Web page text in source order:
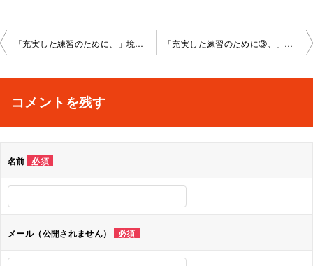
投
ビ
シ
ョ
ン
「充実した練習のために、」境町教室2023-01-28-­no0023-­1065 「充実した練習のために③、」境町教室2023-02-25-­no0023-­1065
コメントを残す
名前 必須
メール（公開されません） 必須